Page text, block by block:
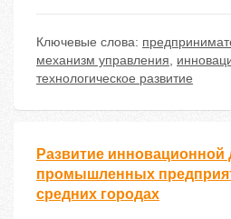
Ключевые слова:
механизм управления,
технологическое развитие
Развитие инновационной
промышленных
средних городах